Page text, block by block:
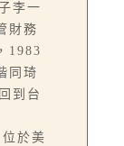
李一
財務
1983
同琦
到台
於美